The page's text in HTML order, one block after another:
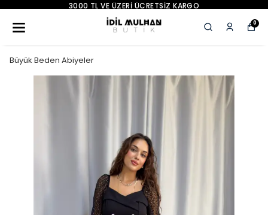
YENI SEZON ÜRÜNLER
0
Büyük Beden Abiyeler